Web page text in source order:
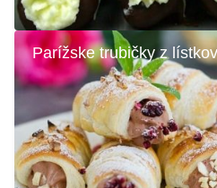
Parížske trubičky z